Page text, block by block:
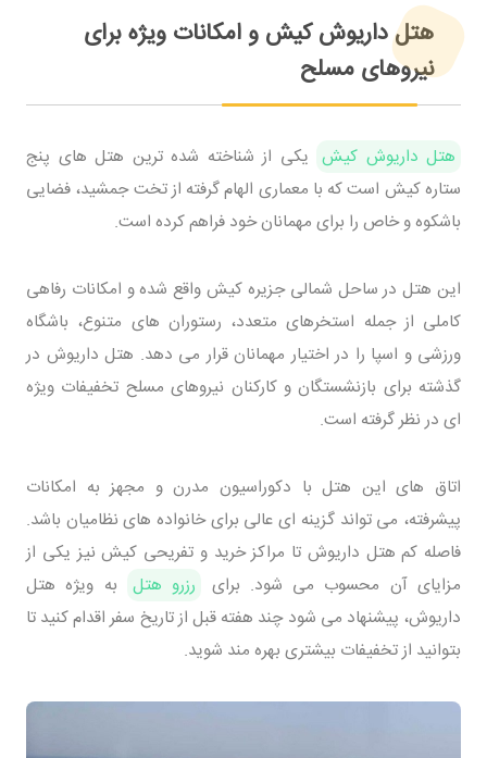
هتل داریوش کیش و امکانات ویژه برای
نیروهای مسلح
هتل داریوش کیش یکی از شناخته شده ترین هتل های پنج
ستاره کیش است که با معماری الهام گرفته از تخت جمشید، فضایی
باشکوه و خاص را برای مهمانان خود فراهم کرده است.
این هتل در ساحل شمالی جزیره کیش واقع شده و امکانات رفاهی
کاملی از جمله استخرهای متعدد، رستوران های متنوع، باشگاه
ورزشی و اسپا را در اختیار مهمانان قرار می دهد. هتل داریوش در
گذشته برای بازنشستگان و کارکنان نیروهای مسلح تخفیفات ویژه
ای در نظر گرفته است.
اتاق های این هتل با دکوراسیون مدرن و مجهز به امکانات
پیشرفته، می تواند گزینه ای عالی برای خانواده های نظامیان باشد.
فاصله کم هتل داریوش تا مراکز خرید و تفریحی کیش نیز یکی از
مزایای آن محسوب می شود. برای
رزرو هتل به ویژه هتل
داریوش، پیشنهاد می شود چند هفته قبل از تاریخ سفر اقدام کنید تا
بتوانید از تخفیفات بیشتری بهره مند شوید.